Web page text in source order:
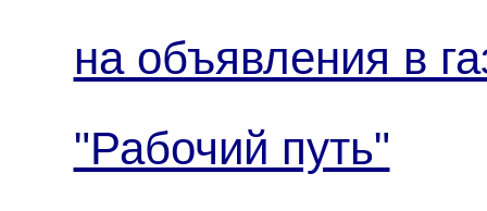
на объявления в
"Рабочий путь"